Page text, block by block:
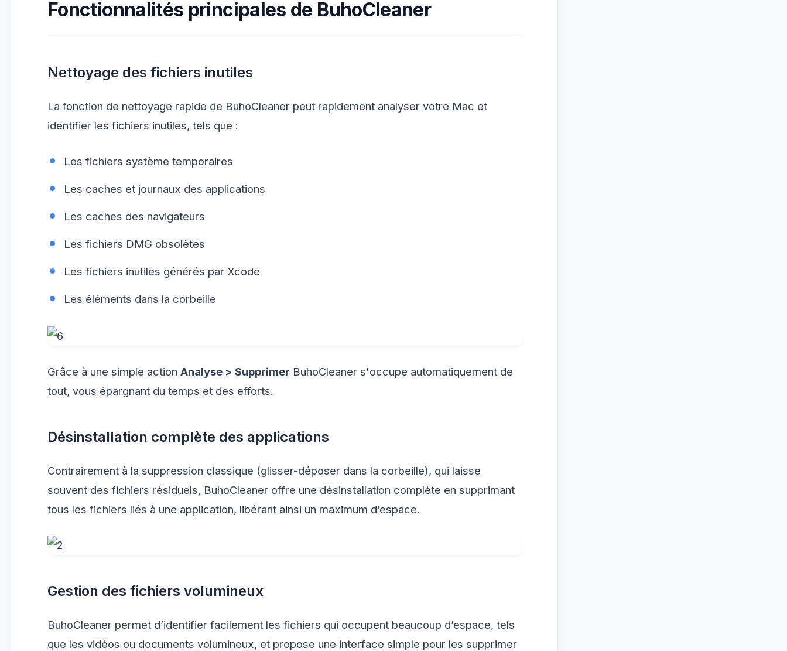
Fonctionnalités principales de BuhoCleaner
Nettoyage des fichiers inutiles
La fonction de nettoyage rapide de BuhoCleaner peut rapidement analyser votre Mac et
identifier les fichiers inutiles, tels que :
Les fichiers système temporaires
Les caches et journaux des applications
Les caches des navigateurs
Les fichiers DMG obsolètes
Les fichiers inutiles générés par Xcode
Les éléments dans la corbeille
Grâce à une simple action Analyse > Supprimer BuhoCleaner s'occupe automatiquement de
tout, vous épargnant du temps et des efforts.
Désinstallation complète des applications
Contrairement à la suppression classique (glisser-déposer dans la corbeille), qui laisse
souvent des fichiers résiduels, BuhoCleaner offre une désinstallation complète en supprimant
tous les fichiers liés à une application, libérant ainsi un maximum d’espace.
Gestion des fichiers volumineux
BuhoCleaner permet d’identifier facilement les fichiers qui occupent beaucoup d’espace, tels
que les vidéos ou documents volumineux, et propose une interface simple pour les supprimer